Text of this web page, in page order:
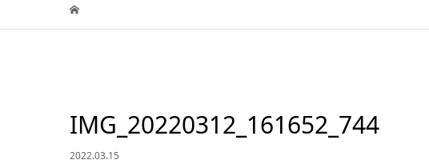
IMG_20220312_161652_744
2022.03.15